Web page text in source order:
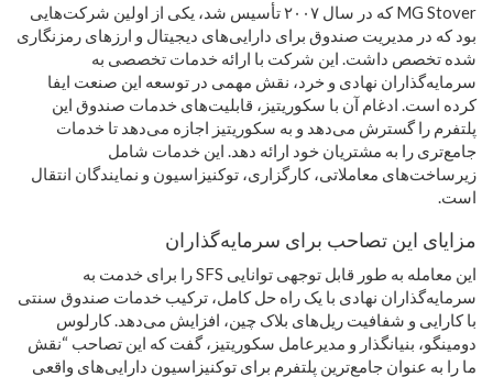
MG Stover که در سال ۲۰۰۷ تأسیس شد، یکی از اولین شرکت‌هایی
بود که در مدیریت صندوق برای دارایی‌های دیجیتال و ارزهای رمزنگاری
شده تخصص داشت. این شرکت با ارائه خدمات تخصصی به
سرمایه‌گذاران نهادی و خرد، نقش مهمی در توسعه این صنعت ایفا
کرده است. ادغام آن با سکوریتیز، قابلیت‌های خدمات صندوق این
پلتفرم را گسترش می‌دهد و به سکوریتیز اجازه می‌دهد تا خدمات
جامع‌تری را به مشتریان خود ارائه دهد. این خدمات شامل
زیرساخت‌های معاملاتی، کارگزاری، توکنیزاسیون و نمایندگان انتقال
است.
مزایای این تصاحب برای سرمایه‌گذاران
این معامله به طور قابل توجهی توانایی SFS را برای خدمت به
سرمایه‌گذاران نهادی با یک راه حل کامل، ترکیب خدمات صندوق سنتی
با کارایی و شفافیت ریل‌های بلاک چین، افزایش می‌دهد. کارلوس
دومینگو، بنیانگذار و مدیرعامل سکوریتیز، گفت که این تصاحب “نقش
ما را به عنوان جامع‌ترین پلتفرم برای توکنیزاسیون دارایی‌های واقعی